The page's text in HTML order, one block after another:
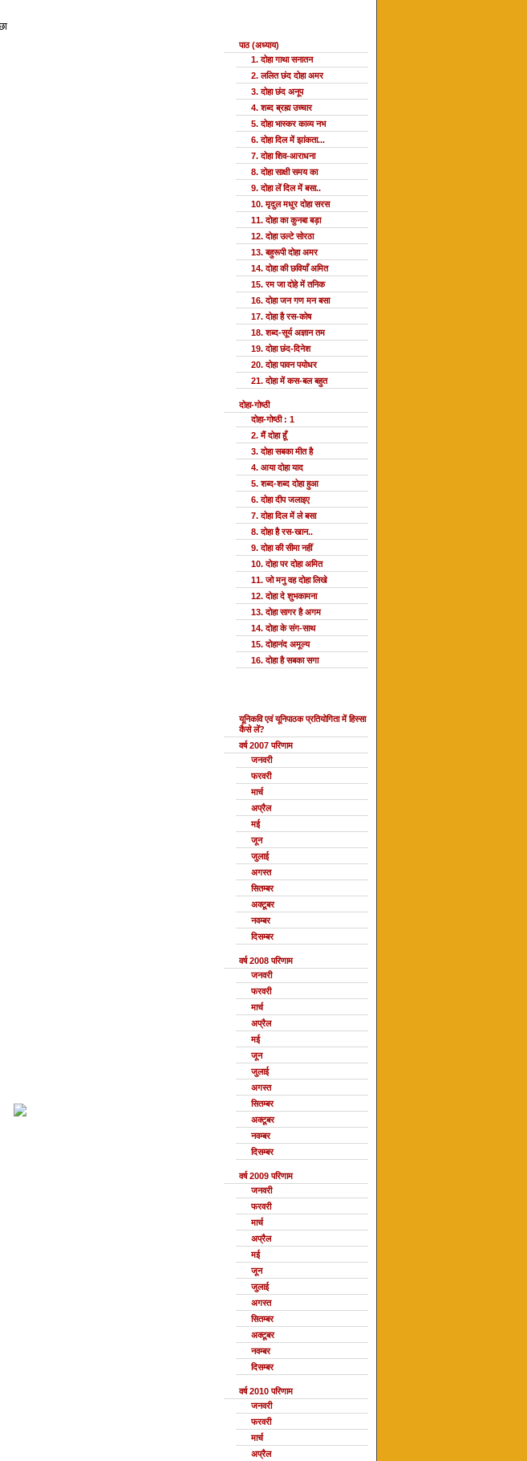
पाठ (अध्याय)
1. दोहा गाथा सनातन
2. ललित छंद दोहा अमर
3. दोहा छंद अनूप
4. शब्द ब्रह्म उच्चार
5. दोहा भास्कर काव्य नभ
6. दोहा दिल में झांकता...
7. दोहा शिव-आराधना
8. दोहा साक्षी समय का
9. दोहा लें दिल में बसा..
10. मृदुल मधुर दोहा सरस
11. दोहा का कुनबा बड़ा
12. दोहा उल्टे सोरठा
13. बहुरूपी दोहा अमर
14. दोहा की छवियाँ अमित
15. रम जा दोहे में तनिक
16. दोहा जन गण मन बसा
17. दोहा है रस-कोष
18. शब्द-सूर्य अज्ञान तम
19. दोहा छंद-दिनेश
20. दोहा पावन पयोधर
21. दोहा में कस-बल बहुत
दोहा-गोष्ठी
दोहा-गोष्ठी : 1
2. मैं दोहा हूँ
3. दोहा सबका मीत है
4. आया दोहा याद
5. शब्द-शब्द दोहा हुआ
6. दोहा दीप जलाइए
7. दोहा दिल में ले बसा
8. दोहा है रस-खान..
9. दोहा की सीमा नहीं
10. दोहा पर दोहा अमित
11. जो मनु वह दोहा लिखे
12. दोहा दे शुभकामना
13. दोहा सागर है अगम
14. दोहा के संग-साथ
15. दोहानंद अमूल्य
16. दोहा है सबका सगा
यूनिकवि एवं यूनिपाठक प्रतियोगिता में हिस्सा
कैसे लें?
वर्ष 2007 परिणाम
जनवरी
फरवरी
मार्च
अप्रैल
मई
जून
जुलाई
अगस्त
सितम्बर
अक्टूबर
नवम्बर
दिसम्बर
वर्ष 2008 परिणाम
जनवरी
फरवरी
मार्च
अप्रैल
मई
जून
जुलाई
अगस्त
सितम्बर
अक्टूबर
नवम्बर
दिसम्बर
वर्ष 2009 परिणाम
जनवरी
फरवरी
मार्च
अप्रैल
मई
जून
जुलाई
अगस्त
सितम्बर
अक्टूबर
नवम्बर
दिसम्बर
वर्ष 2010 परिणाम
जनवरी
फरवरी
मार्च
अप्रैल